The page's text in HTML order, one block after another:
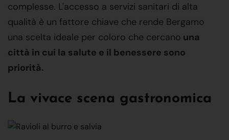
complesse. L'accesso a servizi sanitari di alta
qualità è un fattore chiave che rende Bergamo
una scelta ideale per coloro che cercano una
città in cui la salute e il benessere sono
priorità.
La vivace scena gastronomica